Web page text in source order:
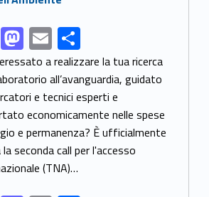
M
as
to
d
o
n
E
m
ai
l
S
h
ar
e
a realizzare la tua ricerca
all’avanguardia, guidato
e tecnici esperti e
economicamente nelle spese
e permanenza? È ufficialmente
seconda call per l'accesso
(TNA)…